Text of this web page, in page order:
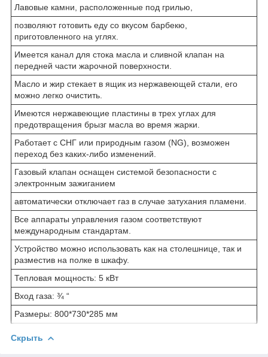
Лавовые камни, расположенные под грилью,
позволяют готовить еду со вкусом барбекю,
приготовленного на углях.
Имеется канал для стока масла и сливной клапан на
передней части жарочной поверхности.
Масло и жир стекает в ящик из нержавеющей стали, его
можно легко очистить.
Имеются нержавеющие пластины в трех углах для
предотвращения брызг масла во время жарки.
Работает с СНГ или природным газом (NG), возможен
переход без каких-либо изменений.
Газовый клапан оснащен системой безопасности с
электронным зажиганием
автоматически отключает газ в случае затухания пламени.
Все аппараты управления газом соответствуют
международным стандартам.
Устройство можно использовать как на столешнице, так и
разместив на полке в шкафу.
Тепловая мощность: 5 кВт
Вход газа: ¾ “
Размеры: 800*730*285 мм
Скрыть